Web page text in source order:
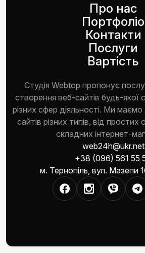
Про нас
Портфоліо
Контакти
Послуги
Вартість
Студія Webtop пропонує
створення веб-сайтів будь-якої
різних сфер діяльності. Ми маємо
сайтів різних типів, від простих
складних інтернет-
web24h@ukr.net
+38 (096) 561 55
м. Тернопіль, вул. Мазепи